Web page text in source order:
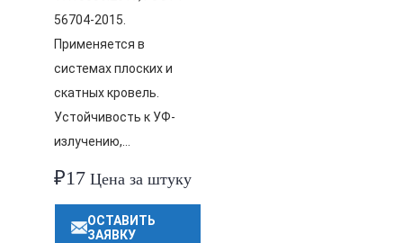
56704-2015.
Применяется в
системах плоских и
скатных кровель.
Устойчивость к УФ-
излучению,…
₽17 Цена за штуку
ОСТАВИТЬ
ЗАЯВКУ